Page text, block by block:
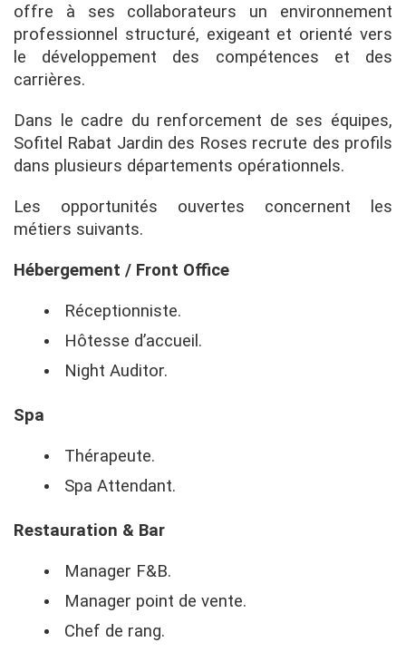
offre à ses collaborateurs un environnement
professionnel structuré, exigeant et orienté vers
le développement des compétences et des
carrières.
Dans le cadre du renforcement de ses équipes,
Sofitel Rabat Jardin des Roses recrute des profils
dans plusieurs départements opérationnels.
Les opportunités ouvertes concernent les
métiers suivants.
Hébergement / Front Office
Réceptionniste.
Hôtesse d’accueil.
Night Auditor.
Spa
Thérapeute.
Spa Attendant.
Restauration & Bar
Manager F&B.
Manager point de vente.
Chef de rang.